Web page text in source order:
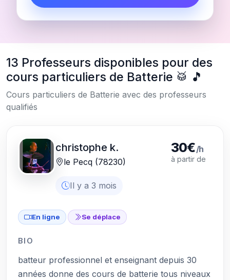
13 Professeurs disponibles pour des
cours particuliers de Batterie 🥁 🎵
Cours particuliers de Batterie avec des professeurs
qualifiés
christophe k.
le Pecq (78230)
Il y a 3 mois
30€/h
à partir de
En ligne Se déplace
BIO
batteur professionnel et enseignant depuis 30
années donne des cours de batterie tous niveaux